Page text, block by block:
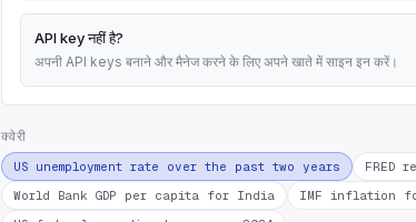
API key नहीं है?
अपनी API keys बनाने और मैनेज करने के लिए अपने खाते में साइन इन करें।
क्वेरी
US unemployment rate over the past two years FRED
World Bank GDP per capita for India IMF inflation